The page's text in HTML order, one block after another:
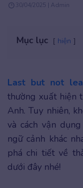
30/04/2025 | Admin
Mục lục hiện
Last but not
thường xuất hiện
Anh. Tuy nhiên,
và cách vận
ngữ cảnh khác
phá chi tiết về
dưới đây nhé!